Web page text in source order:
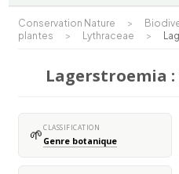
Conservation Nature >
plantes
> Lythraceae >
Lagerstroemia
🌱CLASSIFICATION
Genre botanique